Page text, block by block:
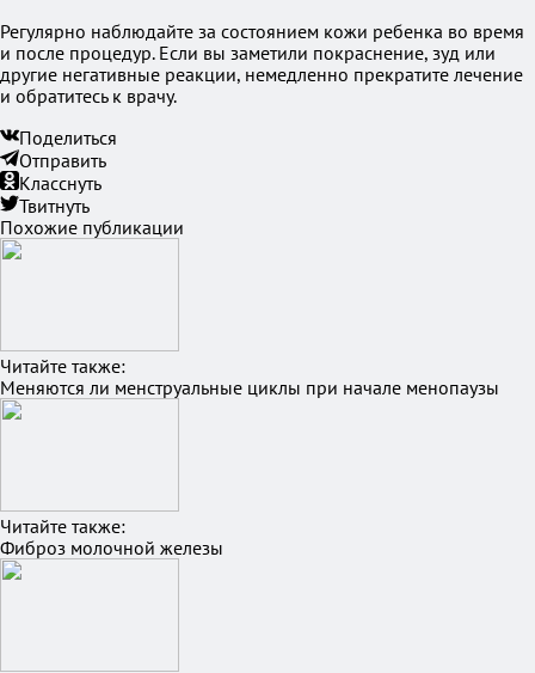
Регулярно наблюдайте за состоянием кожи ребенка во время
и после процедур. Если вы заметили покраснение, зуд или
другие негативные реакции, немедленно прекратите лечение
и обратитесь к врачу.
Поделиться
Отправить
Класснуть
Твитнуть
Похожие публикации
Читайте также:
Меняются ли менструальные циклы при начале менопаузы
Читайте также:
Фиброз молочной железы